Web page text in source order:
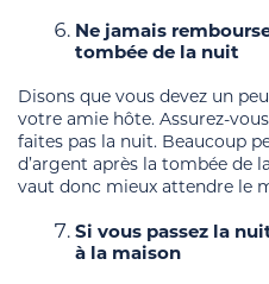
Ne jamais
tombée de la nuit
Disons que vous devez un
votre amie hôte. Assurez-
faites pas la nuit. Beaucoup
d’argent après la tombée de
vaut donc mieux attendre le
Si vous passez la
à la maison